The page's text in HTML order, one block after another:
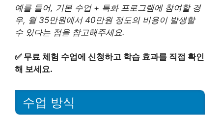
예를 들어, 기본 수업 + 특화 프로그램에 참여할 경
우, 월 35만원에서 40만원 정도의 비용이 발생할
수 있다는 점을 참고해주세요.
✅ 무료 체험 수업에 신청하고 학습 효과를 직접 확인
해 보세요.
수업 방식